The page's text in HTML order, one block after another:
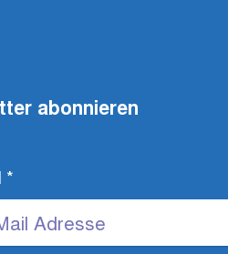
abonnieren
*